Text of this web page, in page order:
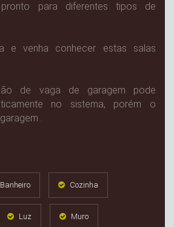
para diferentes tipos de
e venha conhecer estas salas
de vaga de garagem pode
no sistema, porém o
.
Banheiro Cozinha
Luz Muro